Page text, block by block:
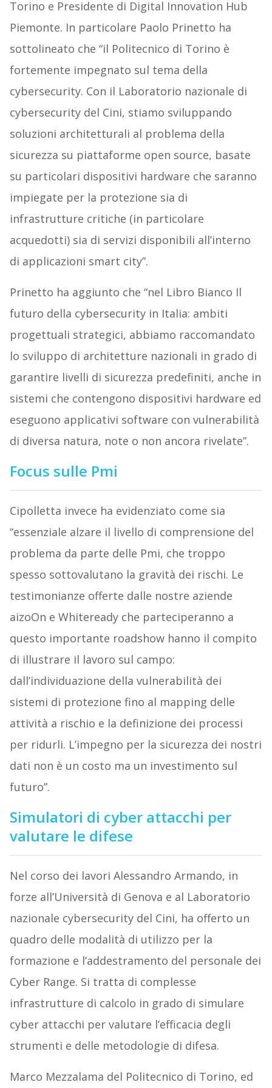
Torino e Presidente di Digital Innovation Hub
Piemonte. In particolare Paolo Prinetto ha
sottolineato che “il Politecnico di Torino è
fortemente impegnato sul tema della
cybersecurity. Con il Laboratorio nazionale di
cybersecurity del Cini, stiamo sviluppando
soluzioni architetturali al problema della
sicurezza su piattaforme open source, basate
su particolari dispositivi hardware che saranno
impiegate per la protezione sia di
infrastrutture critiche (in particolare
acquedotti) sia di servizi disponibili all’interno
di applicazioni smart city”.
Prinetto ha aggiunto che “nel Libro Bianco Il
futuro della cybersecurity in Italia: ambiti
progettuali strategici, abbiamo raccomandato
lo sviluppo di architetture nazionali in grado di
garantire livelli di sicurezza predefiniti, anche in
sistemi che contengono dispositivi hardware ed
eseguono applicativi software con vulnerabilità
di diversa natura, note o non ancora rivelate”.
Focus sulle Pmi
Cipolletta invece ha evidenziato come sia
“essenziale alzare il livello di comprensione del
problema da parte delle Pmi, che troppo
spesso sottovalutano la gravità dei rischi. Le
testimonianze offerte dalle nostre aziende
aizoOn e Whiteready che parteciperanno a
questo importante roadshow hanno il compito
di illustrare il lavoro sul campo:
dall’individuazione della vulnerabilità dei
sistemi di protezione fino al mapping delle
attività a rischio e la definizione dei processi
per ridurli. L’impegno per la sicurezza dei nostri
dati non è un costo ma un investimento sul
futuro”.
Simulatori di cyber attacchi per
valutare le difese
Nel corso dei lavori Alessandro Armando, in
forze all’Università di Genova e al Laboratorio
nazionale cybersecurity del Cini, ha offerto un
quadro delle modalità di utilizzo per la
formazione e l’addestramento del personale dei
Cyber Range. Si tratta di complesse
infrastrutture di calcolo in grado di simulare
cyber attacchi per valutare l’efficacia degli
strumenti e delle metodologie di difesa.
Marco Mezzalama del Politecnico di Torino, ed